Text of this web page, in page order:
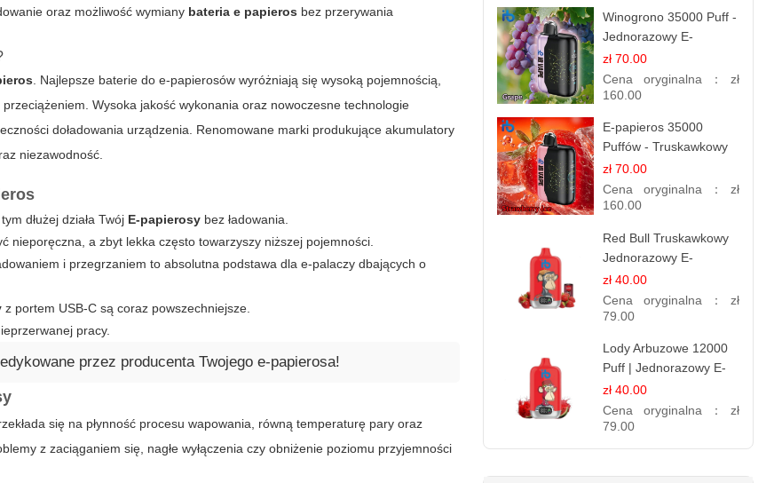
oraz możliwość wymiany bateria e papieros bez przerywania
. Najlepsze baterie do e-papierosów wyróżniają się wysoką pojemnością,
Wysoka jakość wykonania oraz nowoczesne technologie
doładowania urządzenia. Renomowane marki produkujące akumulatory
niezawodność.
dłużej działa Twój E-papierosy bez ładowania.
nieporęczna, a zbyt lekka często towarzyszy niższej pojemności.
i przegrzaniem to absolutna podstawa dla e-palaczy dbających o
z portem USB-C są coraz powszechniejsze.
pracy.
przez producenta Twojego e-papierosa!
się na płynność procesu wapowania, równą temperaturę pary oraz
z zaciąganiem się, nagłe wyłączenia czy obniżenie poziomu przyjemności
Winogrono 35000 Puff -
Jednorazowy E-
papieros | Soczysty
Smak Winogron
zł 70.00
Cena oryginalna： zł
160.00
E-papieros 35000
Puffów - Truskawkowy
Lód | Orzeźwiający
Smak
zł 70.00
Cena oryginalna： zł
160.00
Red Bull Truskawkowy
Jednorazowy E-
papierosy | Energy
Drink Smak
zł 40.00
Cena oryginalna： zł
79.00
Lody Arbuzowe 12000
Puff | Jednorazowy E-
papieros | Deserowy
Smak
zł 40.00
Cena oryginalna： zł
79.00